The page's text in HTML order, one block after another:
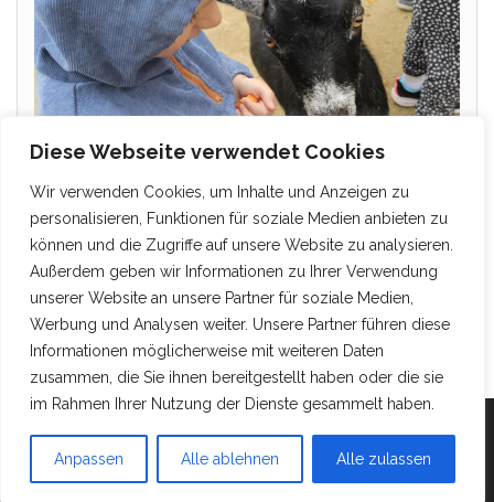
Diese Webseite verwendet Cookies
Wir verwenden Cookies, um Inhalte und Anzeigen zu
personalisieren, Funktionen für soziale Medien anbieten zu
können und die Zugriffe auf unsere Website zu analysieren.
Außerdem geben wir Informationen zu Ihrer Verwendung
unserer Website an unsere Partner für soziale Medien,
Werbung und Analysen weiter. Unsere Partner führen diese
Informationen möglicherweise mit weiteren Daten
zusammen, die Sie ihnen bereitgestellt haben oder die sie
im Rahmen Ihrer Nutzung der Dienste gesammelt haben.
Anpassen Alle ablehnen Alle zulassen
Mit Stolz präsentiert vonWordPress |Theme:Head
Blog